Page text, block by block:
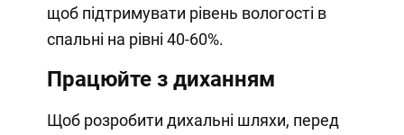
щоб підтримувати рівень вологості в
спальні на рівні 40-60%.
Працюйте з диханням
Щоб розробити дихальні шляхи, перед